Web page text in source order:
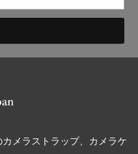
メラストラップ、カメラケ